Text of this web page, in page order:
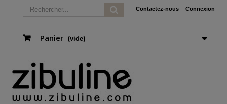
Connexion
Contactez-nous
Panier (vide)